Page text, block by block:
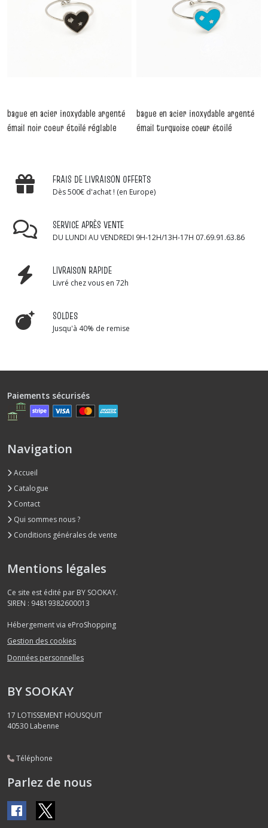
bague en acier inoxydable argenté
émail noir coeur étoilé réglable
bague en acier inoxydable argenté
émail turquoise coeur étoilé
FRAIS DE LIVRAISON OFFERTS
Dès 500€ d'achat ! (en Europe)
SERVICE APRÈS VENTE
DU LUNDI AU VENDREDI 9H-12H/13H-17H 07.69.91.63.86
LIVRAISON RAPIDE
Livré chez vous en 72h
SOLDES
Jusqu'à 40% de remise
Paiements sécurisés
Navigation
Accueil
Catalogue
Contact
Qui sommes nous ?
Conditions générales de vente
Mentions légales
Ce site est édité par BY SOOKAY.
SIREN : 94819382600013
Hébergement via eProShopping
Gestion des cookies
Données personnelles
BY SOOKAY
17 LOTISSEMENT HOUSQUIT
40530 Labenne
Téléphone
Parlez de nous